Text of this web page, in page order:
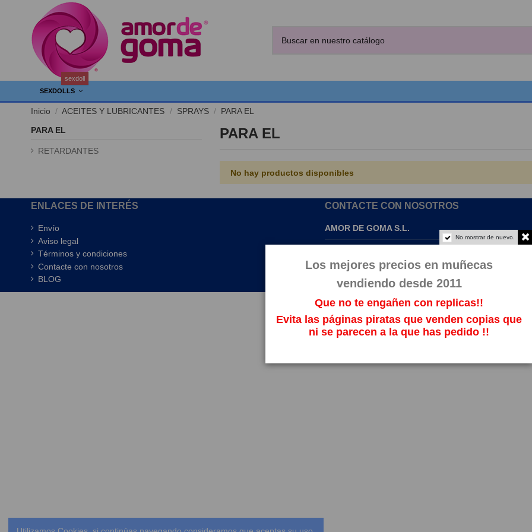
SEXDOLLS
sexdoll
Inicio ACEITES Y LUBRICANTES SPRAYS PARA EL
PARA EL
No hay productos disponibles
PARA EL
RETARDANTES
ENLACES DE INTERÉS
Envío
Aviso legal
Términos y condiciones
Contacte con nosotros
BLOG
CONTACTE CON NOSOTROS
AMOR DE GOMA S.L.
No mostrar de nuevo.
Los mejores precios en muñecas
vendiendo desde 2011
Que no te engañen con replicas!!
Evita las páginas piratas que venden copias que
ni se parecen a la que has pedido !!